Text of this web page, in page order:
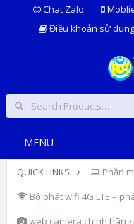
Chat Zalo
Điều khoản sử dụng
MENU
QUICK LINKS
Phần
Bộ phát wifi 4G LTE –
web camera chính hãng